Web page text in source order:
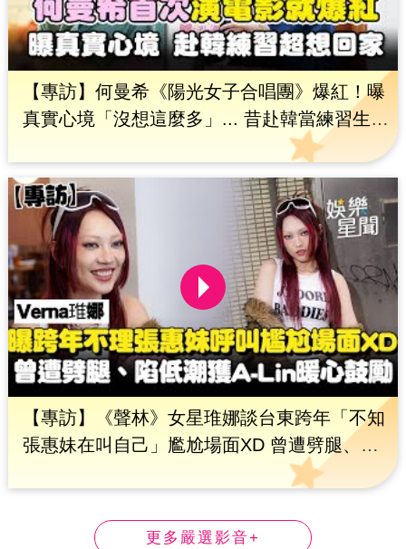
【專訪】何曼希《陽光女子合唱團》爆紅！曝
真實心境「沒想這麼多」... 昔赴韓當練習生
「壓力大到身心出問題」揭內心陰影｜三立娛
樂星聞
【專訪】《聲林》女星琟娜談台東跨年「不知
張惠妹在叫自己」尷尬場面XD 曾遭劈腿、陷
低潮獲A-Lin暖心鼓勵 曝師徒互動｜三立娛樂
更多嚴選影音+